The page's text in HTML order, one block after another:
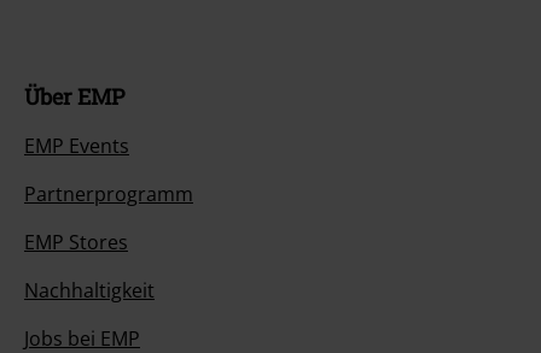
Über EMP
EMP Events
Partnerprogramm
EMP Stores
Nachhaltigkeit
Jobs bei EMP